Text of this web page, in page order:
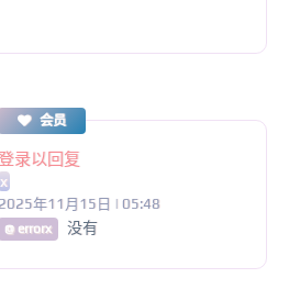
会员
登录以回复
x
2025年11月15日 | 05:48
@ errorx 没有